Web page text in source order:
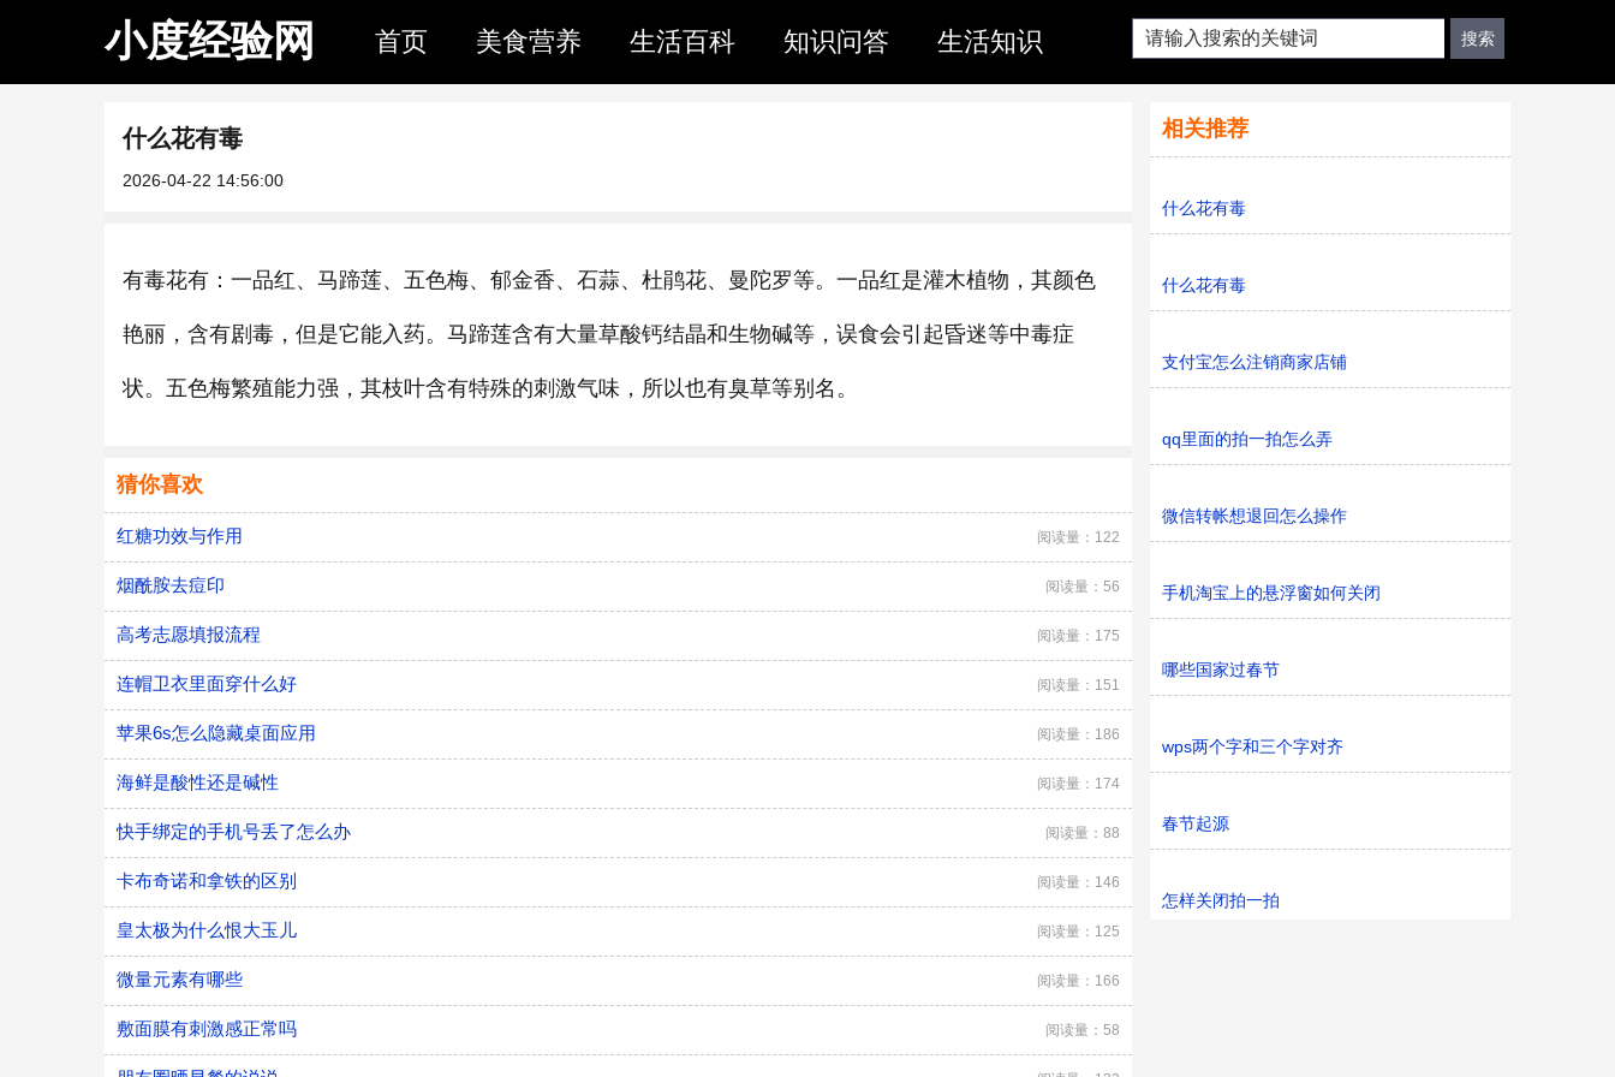
小度经验网 首页 美食营养 生活百科 知识问答 生活知识
什么花有毒
2026-04-22 14:56:00
有毒花有：一品红、马蹄莲、五色梅、郁金香、石蒜、杜鹃花、曼陀罗等。一品红是灌木植物，其颜色
艳丽，含有剧毒，但是它能入药。马蹄莲含有大量草酸钙结晶和生物碱等，误食会引起昏迷等中毒症
状。五色梅繁殖能力强，其枝叶含有特殊的刺激气味，所以也有臭草等别名。
猜你喜欢
红糖功效与作用 阅读量：122
烟酰胺去痘印 阅读量：56
高考志愿填报流程 阅读量：175
连帽卫衣里面穿什么好 阅读量：151
苹果6s怎么隐藏桌面应用 阅读量：186
海鲜是酸性还是碱性 阅读量：174
快手绑定的手机号丢了怎么办 阅读量：88
卡布奇诺和拿铁的区别 阅读量：146
皇太极为什么恨大玉儿 阅读量：125
微量元素有哪些 阅读量：166
敷面膜有刺激感正常吗 阅读量：58
相关推荐
什么花有毒
什么花有毒
支付宝怎么注销商家店铺
qq里面的拍一拍怎么弄
微信转帐想退回怎么操作
手机淘宝上的悬浮窗如何关闭
哪些国家过春节
wps两个字和三个字对齐
春节起源
怎样关闭拍一拍